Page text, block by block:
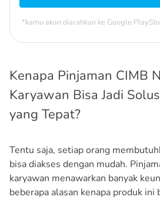
*kamu akan diarahkan ke Google
Kenapa Pinjaman CIMB
Karyawan Bisa Jadi
yang Tepat?
Tentu saja, setiap orang
bisa diakses dengan mudah.
karyawan menawarkan banyak
beberapa alasan kenapa produk